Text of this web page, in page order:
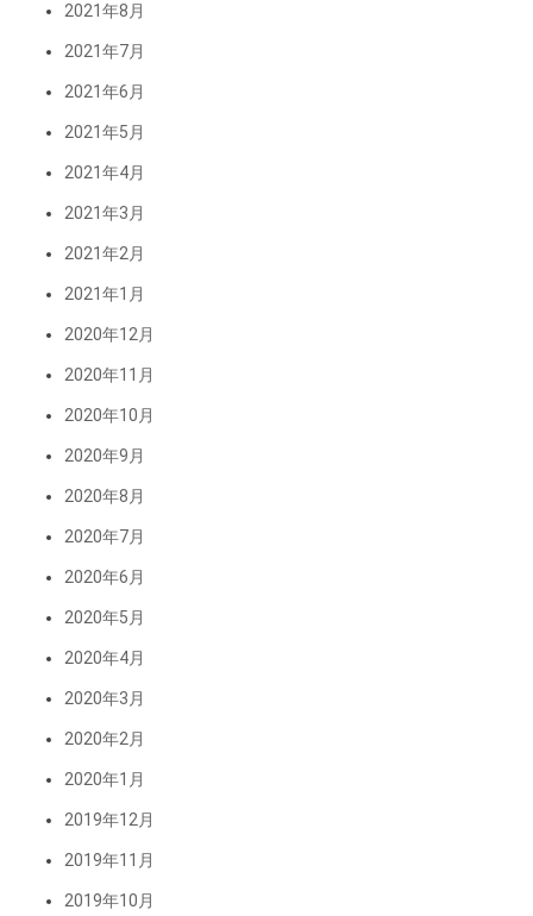
2021年8月
2021年7月
2021年6月
2021年5月
2021年4月
2021年3月
2021年2月
2021年1月
2020年12月
2020年11月
2020年10月
2020年9月
2020年8月
2020年7月
2020年6月
2020年5月
2020年4月
2020年3月
2020年2月
2020年1月
2019年12月
2019年11月
2019年10月